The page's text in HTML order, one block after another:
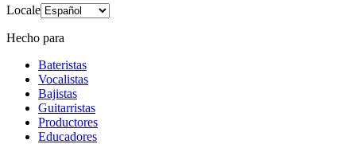
Locale
Hecho para
Bateristas
Vocalistas
Bajistas
Guitarristas
Productores
Educadores